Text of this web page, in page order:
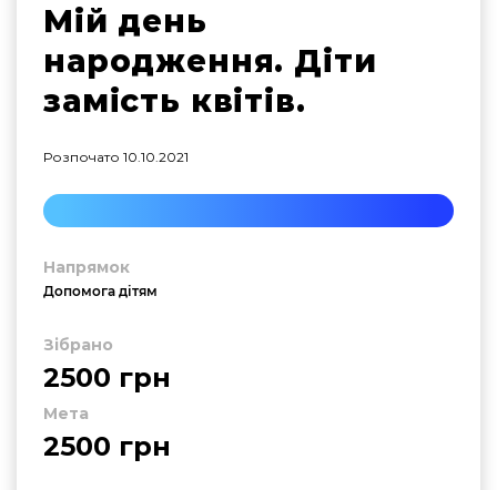
Мій день
народження. Діти
замість квітів.
Розпочато 10.10.2021
Напрямок
Допомога дітям
Зібрано
2500 грн
Мета
2500 грн